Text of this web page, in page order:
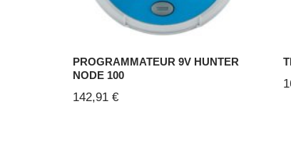
PROGRAMMATEUR 9V HUNTER
NODE 100
142,91 €